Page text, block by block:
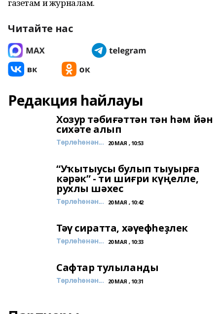
газетам и журналам.
Читайте нас
Редакция һайлауы
Хозур тәбиғәттән тән һәм йән
сихәте алып
Төрлөһөнән... 20 МАЯ , 10:53
“Уҡытыусы булып тыуырға
кәрәк” - ти шиғри күңелле,
рухлы шәхес
Төрлөһөнән... 20 МАЯ , 10:42
Тәү сиратта, хәүефһеҙлек
Төрлөһөнән... 20 МАЯ , 10:33
Сафтар тулыланды
Төрлөһөнән... 20 МАЯ , 10:31